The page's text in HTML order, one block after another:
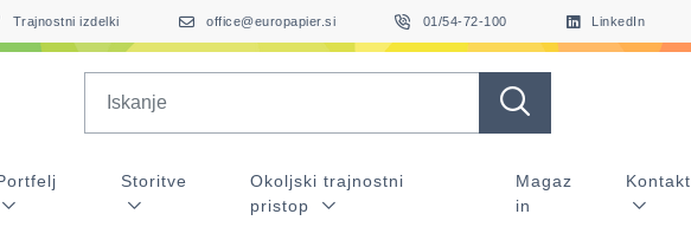
Trajnostni izdelki office@europapier.si 01/54-72-100 LinkedIn
Storitve
Okoljski trajnostni
pristop
Magaz
in
Kontakt